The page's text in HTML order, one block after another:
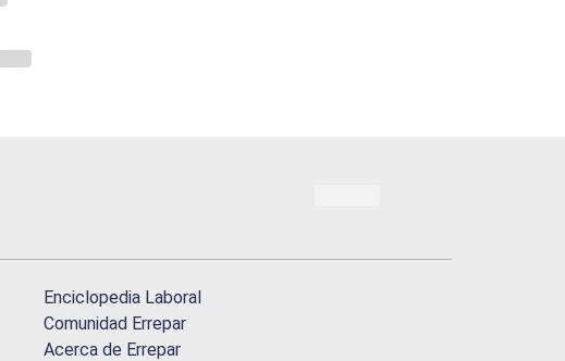
Enciclopedia Laboral
Comunidad Errepar
Acerca de Errepar